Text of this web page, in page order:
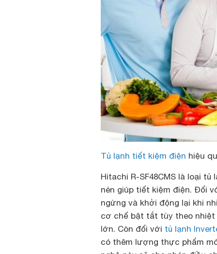
Tủ lạnh tiết kiệm điện hiệu
Hitachi R-SF48CMS là loại
nén giúp tiết kiệm điện. Đối
ngừng và khởi động lại khi
cơ chế bật tắt tùy theo nhiệt
lớn. Còn đối với tủ lạnh
có thêm lượng thực phẩm